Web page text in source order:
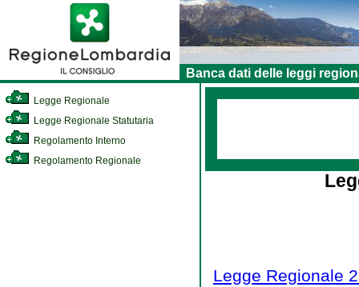
Banca dati delle leggi
Legge Regionale
Legge Regionale Statutaria
Regolamento Interno
Regolamento Regionale
Legge Regionale